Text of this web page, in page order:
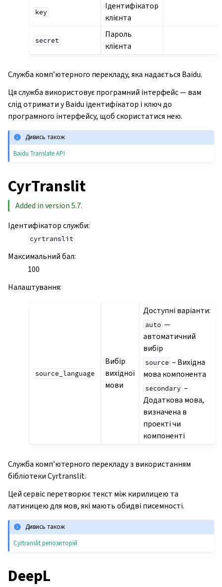
key
Ідентифікатор
клієнта
secret
Пароль
клієнта
Служба комп’ютерного перекладу, яка надається Baidu.
Ця служба використовує програмний інтерфейс — вам
слід отримати у Baidu ідентифікатор і ключ до
програмного інтерфейсу, щоб скористатися нею.
Дивись також
Baidu Translate API
CyrTranslit
Added in version 5.7.
Ідентифікатор служби:
cyrtranslit
Максимальний бал:
100
Налаштування:
source_language
Вибір
вихідної
мови
Доступні варіанти:
auto —
автоматичний
вибір
source – Вихідна
мова компонента
secondary –
Додаткова мова,
визначена в
проекті чи
компоненті
Служба комп’ютерного перекладу з використанням
бібліотеки Cyrtranslit.
Цей сервіс перетворює текст між кирилицею та
латиницею для мов, які мають обидві писемності.
Дивись також
Cyrtranslit репозиторій
DeepL